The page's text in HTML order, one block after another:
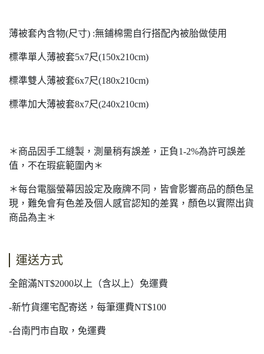
薄被套內含物(尺寸) :無鋪棉需自行搭配內被胎做使用
標準單人薄被套5x7尺(150x210cm)
標準雙人薄被套6x7尺(180x210cm)
標準加大薄被套8x7尺(240x210cm)
＊商品因手工縫製，測量稍有誤差，正負1-2%為許可誤差
值，不在瑕疵範圍內＊
＊每台電腦螢幕因設定及廠牌不同，皆會影響商品的顏色呈
現，難免會有色差及個人感官認知的差異，顏色以實際出貨
商品為主＊
運送方式
全館滿NT$2000以上（含以上）免運費
-新竹貨運宅配寄送，每筆運費NT$100
-台南門市自取，免運費